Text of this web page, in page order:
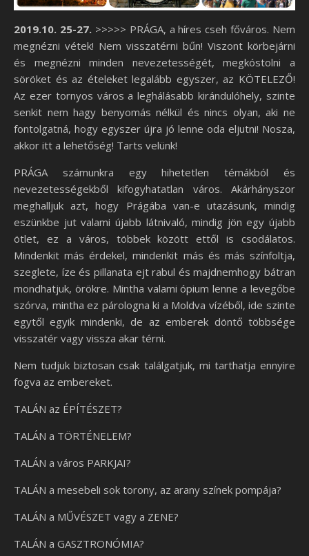
2019.10. 25-27.>>>>> PRÁGA, a híres cseh főváros. Nem
megnézni vétek! Nem visszatérni bűn! Viszont körbejárni
és megnézni minden nevezetességét, megkóstolni a
söröket és az ételeket legalább egyszer, az KÖTELEZŐ!
Az ezer tornyos város a leghálásabb kirándulóhely, szinte
senkit nem hagy benyomás nélkül és nincs olyan, aki ne
fontolgatná, hogy egyszer újra jó lenne oda eljutni! Nosza,
akkor itt a lehetőség! Tarts velünk!
PRÁGA számunkra egy hihetetlen témákból és
nevezetességekből kifogyhatatlan város. Akárhányszor
meghalljuk azt, hogy Prágába van-e utazásunk, mindig
eszünkbe jut valami újabb látnivaló, mindig jön egy újabb
ötlet, ez a város, többek között ettől is csodálatos.
Mindenkit más érdekel, mindenkit más és más színfoltja,
szeglete, íze és pillanata ejt rabul és majdnemhogy bátran
mondhatjuk, örökre. Mintha valami ópium lenne a levegőbe
szórva, mintha ez párologna ki a Moldva vízéből, ide szinte
egytől egyik mindenki, de az emberek döntő többsége
visszatér vagy vissza akar térni.
Nem tudjuk biztosan csak találgatjuk, mi tarthatja ennyire
fogva az embereket.
TALÁN az ÉPÍTÉSZET?
TALÁN a TÖRTÉNELEM?
TALÁN a város PARKJAI?
TALÁN a mesebeli sok torony, az arany színek pompája?
TALÁN a MŰVÉSZET vagy a ZENE?
TALÁN a GASZTRONÓMIA?